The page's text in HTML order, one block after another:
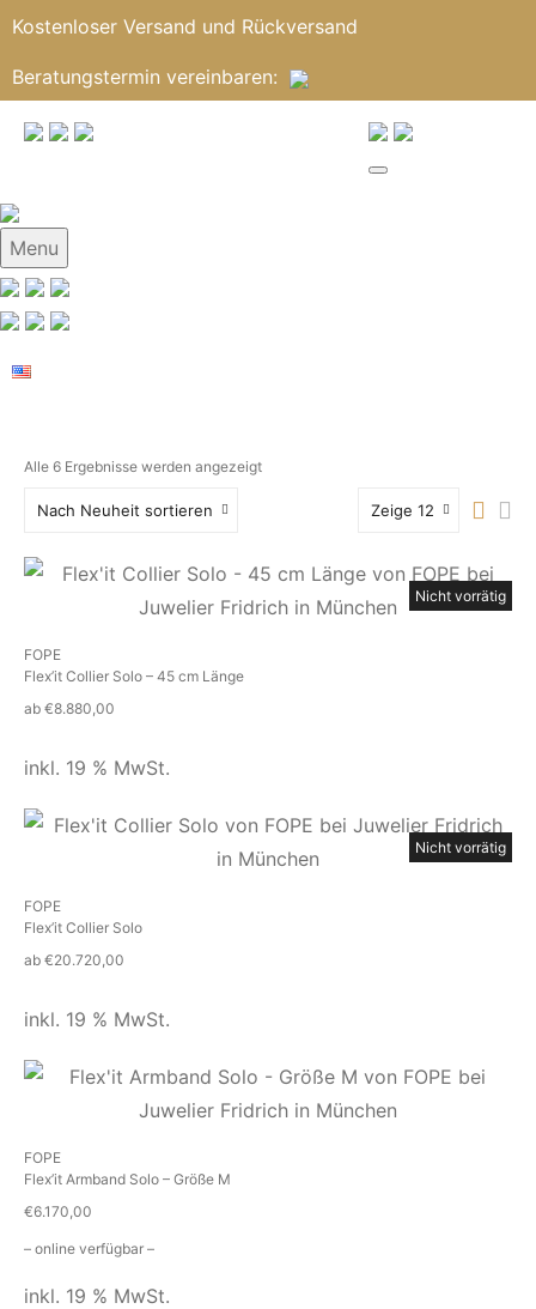
Kostenloser Versand und Rückversand
Beratungstermin vereinbaren:
Menu
Alle 6 Ergebnisse werden angezeigt
Nach Neuheit sortieren Zeige 12
Nicht vorrätig
FOPE
Flex’it Collier Solo – 45 cm Länge
ab €8.880,00
inkl. 19 % MwSt.
Nicht vorrätig
FOPE
Flex’it Collier Solo
ab €20.720,00
inkl. 19 % MwSt.
FOPE
Flex’it Armband Solo – Größe M
€6.170,00
– online verfügbar –
inkl. 19 % MwSt.